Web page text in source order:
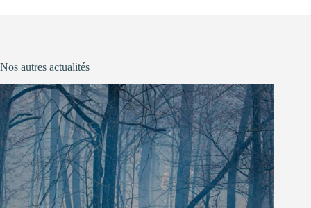
Nos autres actualités